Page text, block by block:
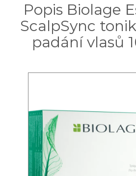
Popis Biolage
ScalpSync
padání vlasů